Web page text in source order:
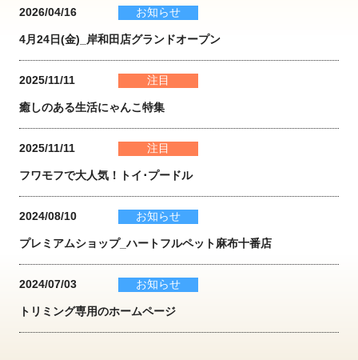
2026/04/16 お知らせ
4月24日(金)_岸和田店グランドオープン
2025/11/11 注目
癒しのある生活にゃんこ特集
2025/11/11 注目
フワモフで大人気！トイ･プードル
2024/08/10 お知らせ
プレミアムショップ_ハートフルペット麻布十番店
2024/07/03 お知らせ
トリミング専用のホームページ